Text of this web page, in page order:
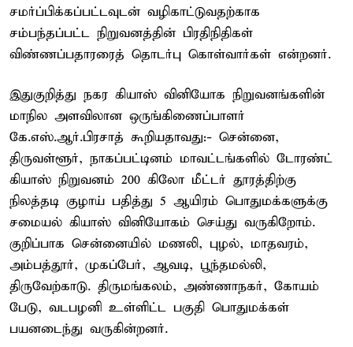
சமர்ப்பிக்கப்பட்டவுடன் வழிகாட்டுவதற்காக
சம்பந்தப்பட்ட நிறுவனத்தின் பிரதிநிதிகள்
விண்ணப்பதாரரைத் தொடர்பு கொள்வார்கள் என்றனர்.
இதுகுறித்து நகர கியாஸ் வினியோக நிறுவனங்களின்
மாநில அளவிலான ஒருங்கிணைப்பாளர்
கே.எஸ்.ஆர்.பிரசாத் கூறியதாவது:- சென்னை,
திருவள்ளூர், நாகப்பட்டினம் மாவட்டங்களில் டோரண்ட்
கியாஸ் நிறுவனம் 200 கிலோ மீட்டர் தூரத்திற்கு
நிலத்தடி குழாய் பதித்து 5 ஆயிரம் பொதுமக்களுக்கு
சமையல் கியாஸ் வினியோகம் செய்து வருகிறோம்.
குறிப்பாக சென்னையில் மணலி, புழல், மாதவரம்,
அம்பத்தூர், முகப்பேர், ஆவடி, பூந்தமல்லி,
திருவேற்காடு. திருமங்கலம், அண்ணாநகர், கோயம்
பேடு, வடபழனி உள்ளிட்ட பகுதி பொதுமக்கள்
பயனடைந்து வருகின்றனர்.